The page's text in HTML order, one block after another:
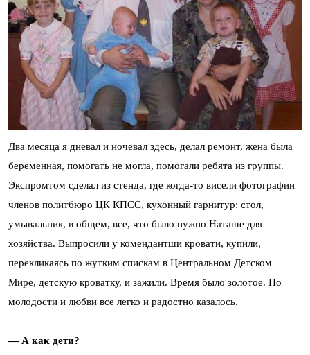
Два месяца я дневал и ночевал здесь, делал ремонт, жена была
беременная, помогать не могла, помогали ребята из группы.
Экспромтом сделал из стенда, где когда-то висели фотографии
членов политбюро ЦК КПСС, кухонный гарнитур: стол,
умывальник, в общем, все, что было нужно Наташе для
хозяйства. Выпросили у комендантши кровати, купили,
перекликаясь по жутким спискам в Центральном Детском
Мире, детскую кроватку, и зажили. Время было золотое. По
молодости и любви все легко и радостно казалось.
— А как дети?